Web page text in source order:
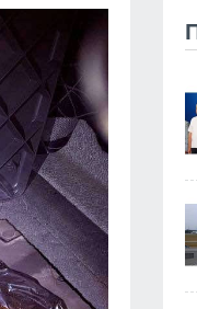
Володимир
спад след
- едва 18 %
доверие
07.08.2026г.
код за високи
максималните до
07.08.2026г.